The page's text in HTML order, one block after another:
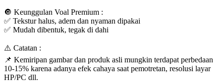
🔘 Keunggulan Voal Premium :
✅ Tekstur halus, adem dan nyaman dipakai
✅ Mudah dibentuk, tegak di dahi
⚠️ Catatan :
📌 Kemiripan gambar dan produk asli mungkin terdapat perbedaan
10-15% karena adanya efek cahaya saat pemotretan, resolusi layar
HP/PC dll.